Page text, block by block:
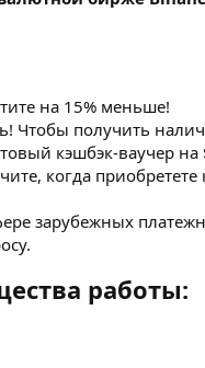
на 15% меньше!
Чтобы получить
кэшбэк-ваучер на
когда приобретете
зарубежных
работы: